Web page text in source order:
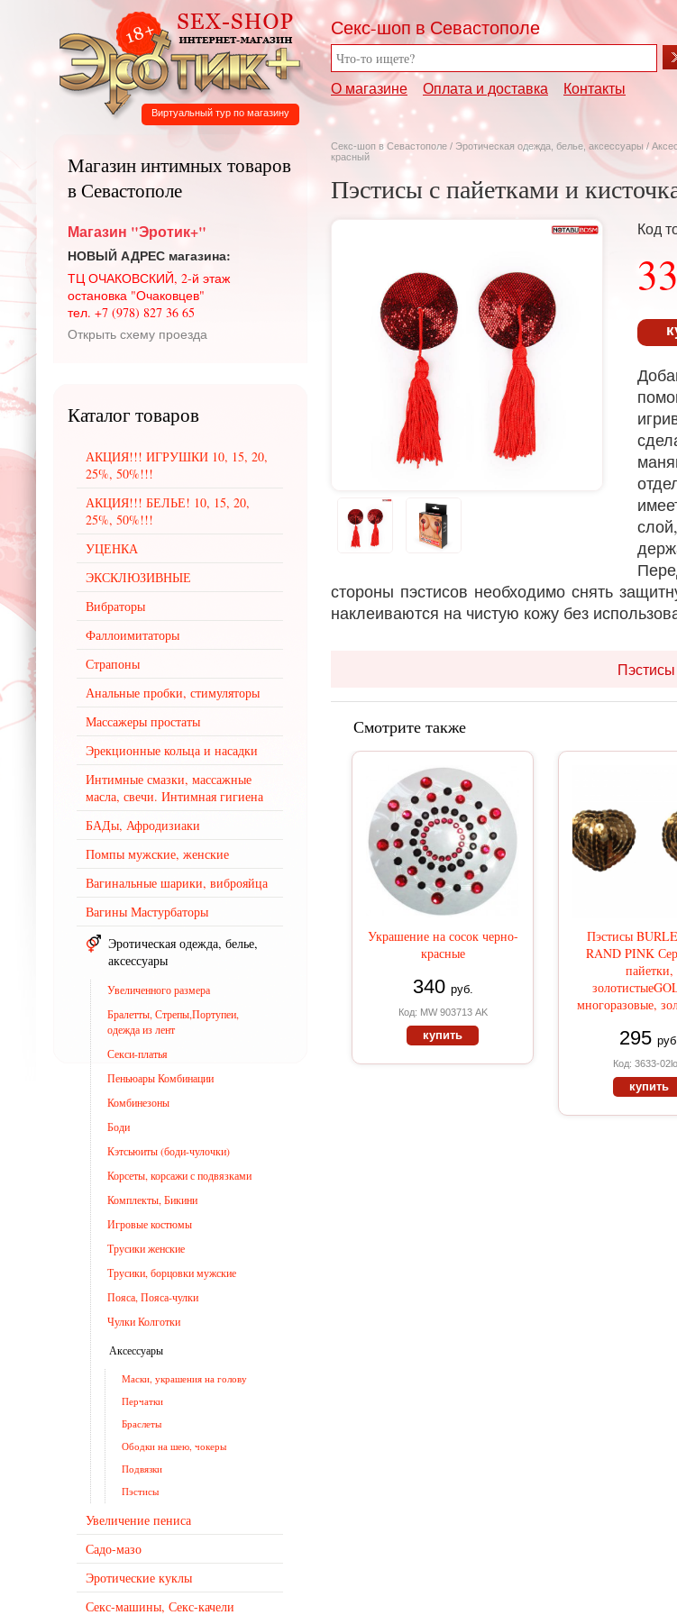
Секс-шоп в Севастополе
О магазине Оплата и доставка Контакты
Виртуальный тур по магазину
Секс-шоп в Севастополе / Эротическая одежда, белье, аксессуары /
красный
Пэстисы с пайетками и
Код
стороны пэстисов необходимо снять
наклеиваются на чистую кожу без
Пэстисы
Смотрите также
Украшение на сосок черно-
красные
340 руб.
Код: MW 903713 АK
купить
Пэстисы
RAND PINK
пайетки,
многоразовые,
295
Код: 3633-
купить
Магазин интимных товаров
в Севастополе
Магазин "Эротик+"
НОВЫЙ АДРЕС магазина:
ТЦ ОЧАКОВСКИЙ, 2-й этаж
остановка "Очаковцев"
тел. +7 (978) 827 36 65
Открыть схему проезда
Каталог товаров
АКЦИЯ!!! ИГРУШКИ 10, 15, 20,
25%, 50%!!!
АКЦИЯ!!! БЕЛЬЕ! 10, 15, 20,
25%, 50%!!!
УЦЕНКА
ЭКСКЛЮЗИВНЫЕ
Вибраторы
Фаллоимитаторы
Страпоны
Анальные пробки, стимуляторы
Массажеры простаты
Эрекционные кольца и насадки
Интимные смазки, массажные
масла, свечи. Интимная гигиена
БАДы, Афродизиаки
Помпы мужские, женские
Вагинальные шарики, виброяйца
Вагины Мастурбаторы
Эротическая одежда, белье,
аксессуары
Увеличенного размера
Бралетты, Стрепы,Портупеи,
одежда из лент
Секси-платья
Пеньюары Комбинации
Комбинезоны
Боди
Кэтсьюиты (боди-чулочки)
Корсеты, корсажи с подвязками
Комплекты, Бикини
Игровые костюмы
Трусики женские
Трусики, борцовки мужские
Пояса, Пояса-чулки
Чулки Колготки
Аксессуары
Маски, украшения на голову
Перчатки
Браслеты
Ободки на шею, чокеры
Подвязки
Пэстисы
Увеличение пениса
Садо-мазо
Эротические куклы
Секс-машины, Секс-качели